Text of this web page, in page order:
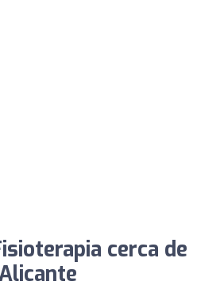
cerca de